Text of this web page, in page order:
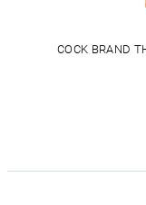
COCK BRAND